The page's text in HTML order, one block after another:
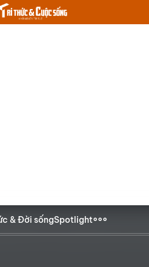
& Đời sốngSpotlight